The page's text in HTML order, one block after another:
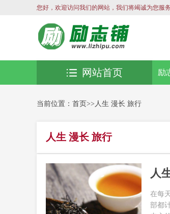
您好，欢迎访问我们的网站，我们将竭诚为您服务
励
网站首页
当前位置： 首页>> 人生 漫长 旅行
人生 漫长 旅行
人
在每
部都